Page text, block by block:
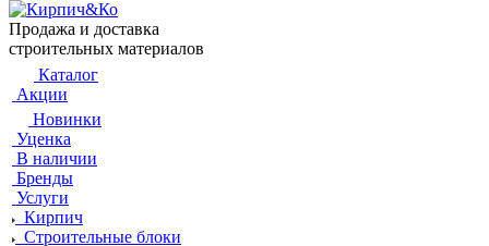
Продажа и доставка
строительных материалов
Каталог
Акции
Новинки
Уценка
В наличии
Бренды
Услуги
Кирпич
Строительные блоки